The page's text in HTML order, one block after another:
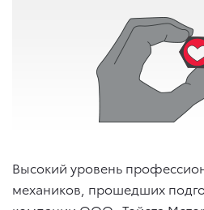
Высокий уровень
механиков, прошедших